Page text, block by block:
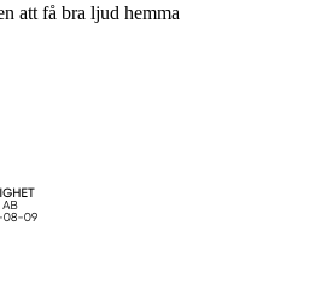
att få bra ljud hemma